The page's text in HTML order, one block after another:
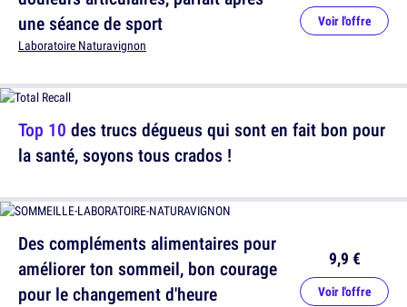
Top 10 des trucs dégueus qui sont en fait bon pour
la santé, soyons tous crados !
une séance de sport
Laboratoire Naturavignon
Voir l'offre
Des compléments alimentaires pour
améliorer ton sommeil, bon courage
pour le changement d'heure
9,9 €
Voir l'offre